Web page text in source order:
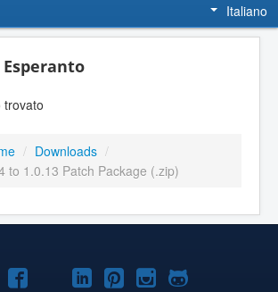
Italiano
Esperanto
trovato
/ Downloads /
to 1.0.13 Patch Package (.zip)
Joomla!Joomla!
Joomla!Joomla!
Joomla!Joomla!